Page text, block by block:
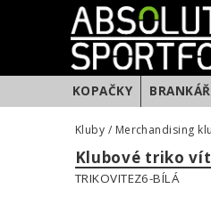
KOPAČKY BRANKÁŘ
Kluby / Merchandising
Klubové triko
TRIKOVITEZ6-BÍLÁ